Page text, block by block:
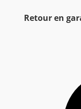
Retour en